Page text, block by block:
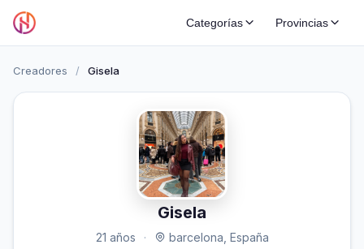
Categorías Provincias
Creadores / Gisela
Gisela
21 años · barcelona, España